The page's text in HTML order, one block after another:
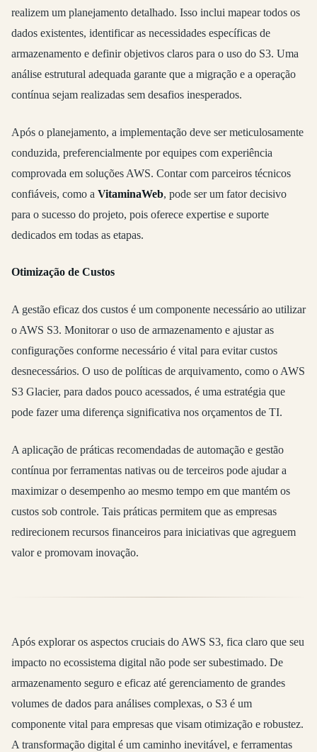
realizem um planejamento detalhado. Isso inclui mapear todos os
dados existentes, identificar as necessidades específicas de
armazenamento e definir objetivos claros para o uso do S3. Uma
análise estrutural adequada garante que a migração e a operação
contínua sejam realizadas sem desafios inesperados.
Após o planejamento, a implementação deve ser meticulosamente
conduzida, preferencialmente por equipes com experiência
comprovada em soluções AWS. Contar com parceiros técnicos
confiáveis, como a VitaminaWeb, pode ser um fator decisivo
para o sucesso do projeto, pois oferece expertise e suporte
dedicados em todas as etapas.
Otimização de Custos
A gestão eficaz dos custos é um componente necessário ao utilizar
o AWS S3. Monitorar o uso de armazenamento e ajustar as
configurações conforme necessário é vital para evitar custos
desnecessários. O uso de políticas de arquivamento, como o AWS
S3 Glacier, para dados pouco acessados, é uma estratégia que
pode fazer uma diferença significativa nos orçamentos de TI.
A aplicação de práticas recomendadas de automação e gestão
contínua por ferramentas nativas ou de terceiros pode ajudar a
maximizar o desempenho ao mesmo tempo em que mantém os
custos sob controle. Tais práticas permitem que as empresas
redirecionem recursos financeiros para iniciativas que agreguem
valor e promovam inovação.
Após explorar os aspectos cruciais do AWS S3, fica claro que seu
impacto no ecossistema digital não pode ser subestimado. De
armazenamento seguro e eficaz até gerenciamento de grandes
volumes de dados para análises complexas, o S3 é um
componente vital para empresas que visam otimização e robustez.
A transformação digital é um caminho inevitável, e ferramentas